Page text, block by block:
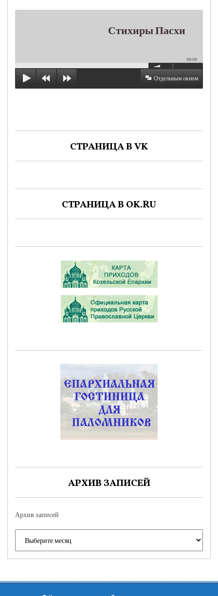
Стихиры Пасхи
00:00
Отдельным окном
СТРАНИЦА В VK
СТРАНИЦА В OK.RU
АРХИВ ЗАПИСЕЙ
Архив записей